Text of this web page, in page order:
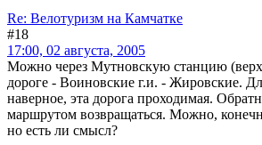
Re: Велотуризм на Камчатке
#18
17:00, 02 августа, 2005
Можно через Мутновскую станцию
дороге - Воиновские г.и. - Жировские.
наверное, эта дорога проходимая.
маршрутом возвращаться. Можно,
но есть ли смысл?